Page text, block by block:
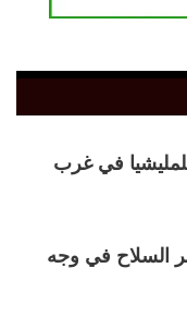
في غرب
السلاح في وجه